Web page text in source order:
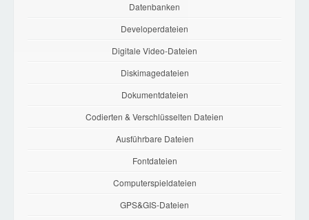
Datenbanken
Developerdateien
Digitale Video-Dateien
Diskimagedateien
Dokumentdateien
Codierten & Verschlüsselten Dateien
Ausführbare Dateien
Fontdateien
Computerspieldateien
GPS&GIS-Dateien